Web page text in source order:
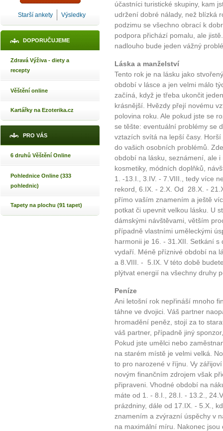
Starší ankety Výsledky
DOPORUČUJEME
Zdravá Výživa - diety a
recepty
Věštění online
Kartářky na Ezoterika.cz
PRO VÁS
6 druhů Věštění Online
Pohlednice Online (333
pohlednic)
Tapety na plochu (91 tapet)
účastníci turistické skupiny, kam
udržení dobré nálady, než blízká
podzimu se všechno obrací k
podpora přichází pomalu, ale
nadlouho bude jeden vážný
Láska a manželství
Tento rok je na lásku jako
období v lásce a jen velmi málo
začíná, když je třeba ukončit
krásnější. Hvězdy přejí novému
polovina roku. Ale pokud jste se
se těšte: eventuální problémy se
vztazích svítá na lepší časy.
do vašich osobních problémů.
období na lásku, seznámení, ale
kosmetiky, módních doplňků,
1. -13.I., 3.IV. - 7.VIII., tedy více
rekord, 6.IX. - 2.X. Od 28.X. -
přímo vaším znamením a ještě
potkat či upevnit velkou lásku. U
dámskými návštěvami, větším
případně vlastními uměleckými
harmonii je 16. - 31.XII. Setkání
vydaří. Méně příznivé období na
a 8.VIII. - 5.IX. V této době
plýtvat energií na všechny druhy
Peníze
Ani letošní rok nepřináší mnoho
táhne ve dvojici. Váš partner
hromadění peněz, stojí za to
váš partner, případně jiný
Pokud jste umělci nebo
na starém místě je velmi velká.
to pro narozené v říjnu. Vy
novým finančním zdrojem však
připraveni. Vhodné období na
máte od 1. - 8.I., 28.I. - 13.2.,
prázdniny, dále od 17.IX. - 5.X.,
znamením a zvýrazní úspěchy v
na maximální míru. Nakonec